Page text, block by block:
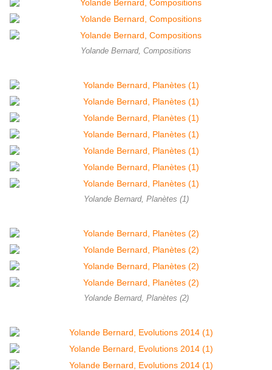
Yolande Bernard, Compositions
Yolande Bernard, Planètes (1)
Yolande Bernard, Planètes (2)